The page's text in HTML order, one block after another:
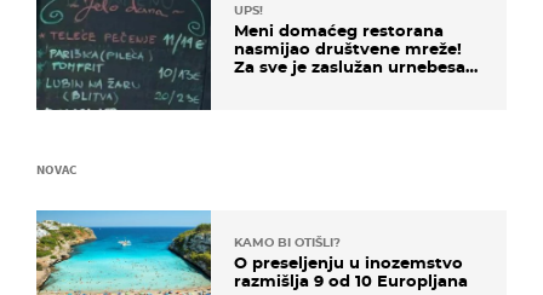
UPS!
Meni domaćeg restorana
nasmijao društvene mreže!
Za sve je zaslužan urnebesan
NOVAC
KAMO BI OTIŠLI?
O preseljenju u inozemstvo
razmišlja 9 od 10 Europljana